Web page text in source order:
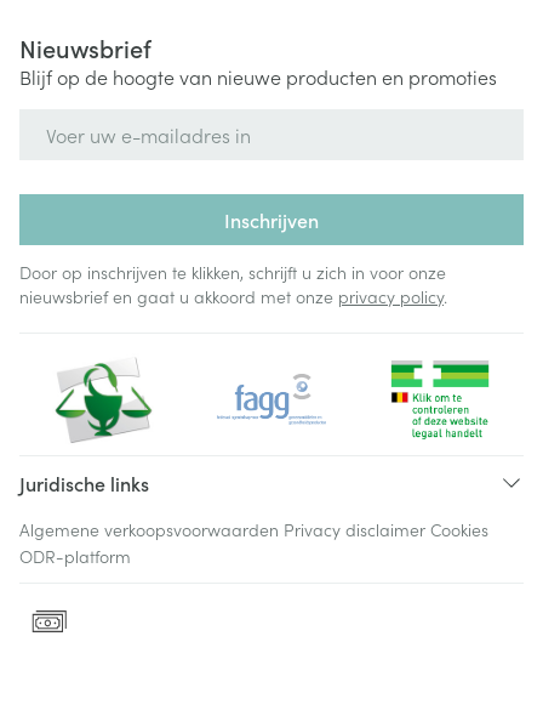
Nieuwsbrief
Blijf op de hoogte van nieuwe producten en promoties
Inschrijven
Door op inschrijven te klikken, schrijft u zich in voor onze
nieuwsbrief en gaat u akkoord met onze privacy policy.
Juridische links
Algemene verkoopsvoorwaarden Privacy disclaimer Cookies
ODR-platform